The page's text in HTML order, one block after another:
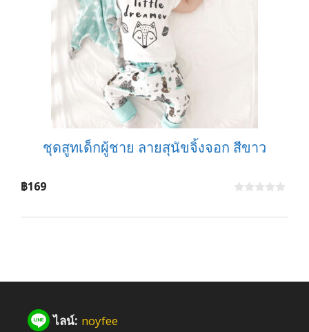
ชุดสูทเด็กผู้ชาย ลายสุนัขจิ้งจอก สีขาว
u
฿169
ไลน์: noyfee